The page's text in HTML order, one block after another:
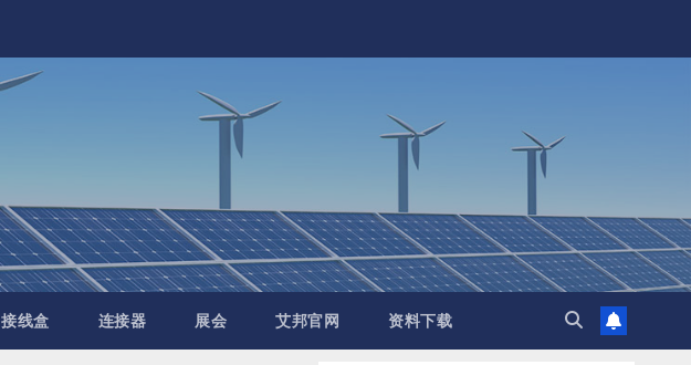
接线盒 连接器 展会 艾邦官网 资料下载